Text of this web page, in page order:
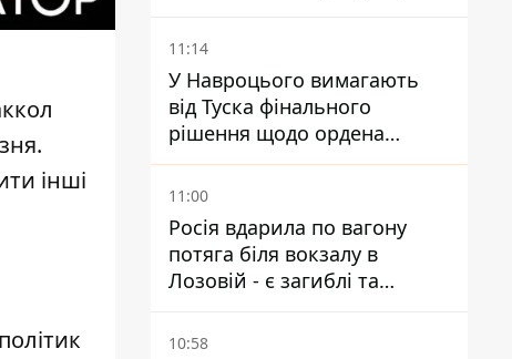
інші
11:14
У Навроцього вимагають
від Туска фінального
рішення щодо ордена
Зеленського – знайдіть в
собі мужність
11:00
Росія вдарила по вагону
потяга біля вокзалу в
Лозовій - є загиблі та
поранені
10:58